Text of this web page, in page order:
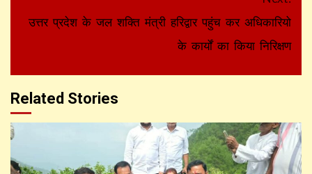
उत्तर प्रदेश के जल शक्ति मंत्री हरिद्वार पहुंच कर अधिकारियो
के कार्यों का किया निरिक्षण
Related Stories